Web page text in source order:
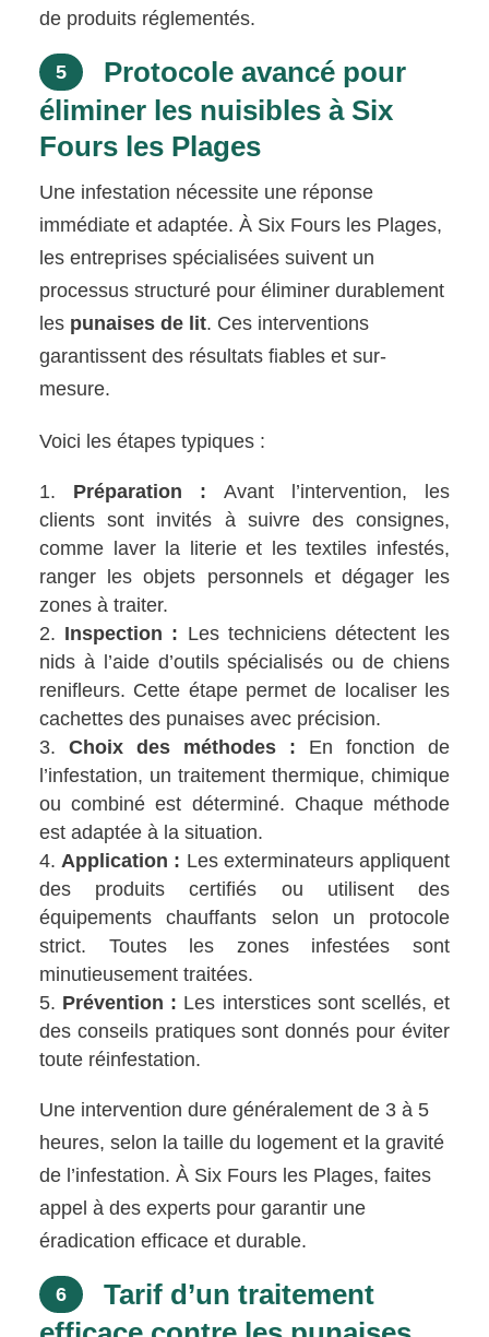
de produits réglementés.
5
Protocole avancé pour
éliminer les nuisibles à Six
Fours les Plages
Une infestation nécessite une réponse
immédiate et adaptée. À Six Fours les Plages,
les entreprises spécialisées suivent un
processus structuré pour éliminer durablement
les punaises de lit. Ces interventions
garantissent des résultats fiables et sur-
mesure.
Voici les étapes typiques :
Préparation : Avant l’intervention, les
clients sont invités à suivre des consignes,
comme laver la literie et les textiles infestés,
ranger les objets personnels et dégager les
zones à traiter.
Inspection : Les techniciens détectent les
nids à l’aide d’outils spécialisés ou de chiens
renifleurs. Cette étape permet de localiser les
cachettes des punaises avec précision.
Choix des méthodes : En fonction de
l’infestation, un traitement thermique, chimique
ou combiné est déterminé. Chaque méthode
est adaptée à la situation.
Application : Les exterminateurs appliquent
des produits certifiés ou utilisent des
équipements chauffants selon un protocole
strict. Toutes les zones infestées sont
minutieusement traitées.
Prévention : Les interstices sont scellés, et
des conseils pratiques sont donnés pour éviter
toute réinfestation.
Une intervention dure généralement de 3 à 5
heures, selon la taille du logement et la gravité
de l’infestation. À Six Fours les Plages, faites
appel à des experts pour garantir une
éradication efficace et durable.
6
Tarif d’un traitement